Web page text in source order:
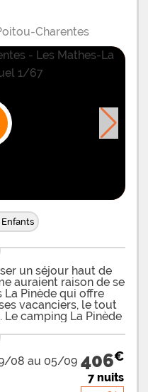
Charentes
un séjour haut de
auraient raison de se
Pinède qui offre
vacanciers, le tout
camping La Pinède
âges. Les vacanciers
de nombreux
leur disposition. Il y a
circulaires et
la baignade, les
08 au 05/09 406€
7 nuits